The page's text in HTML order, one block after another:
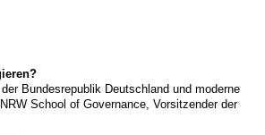
Bundesrepublik Deutschland und moderne
School of Governance, Vorsitzender der